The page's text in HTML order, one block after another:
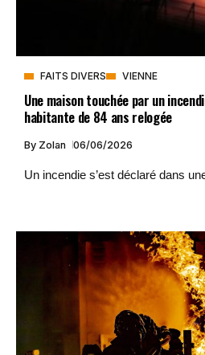
FAITS DIVERS VIENNE
Une maison touchée par un
habitante de 84 ans relogée
By Zolan 06/06/2026
Un incendie s’est déclaré dans